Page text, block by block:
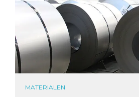
MATERIALEN